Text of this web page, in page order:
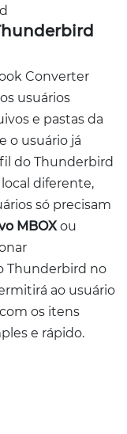
Converter
usuários
e pastas da
o usuário já
do Thunderbird
diferente,
só precisam
MBOXou
Thunderbird no
ao usuário
os itens
e rápido.